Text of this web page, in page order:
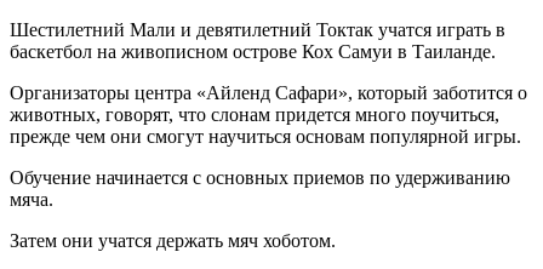
Шестилетний Мали и девятилетний Токтак учатся играть в
баскетбол на живописном острове Кох Самуи в Таиланде.
Организаторы центра «Айленд Сафари», который заботится о
животных, говорят, что слонам придется много поучиться,
прежде чем они смогут научиться основам популярной игры.
Обучение начинается с основных приемов по удерживанию
мяча.
Затем они учатся держать мяч хоботом.